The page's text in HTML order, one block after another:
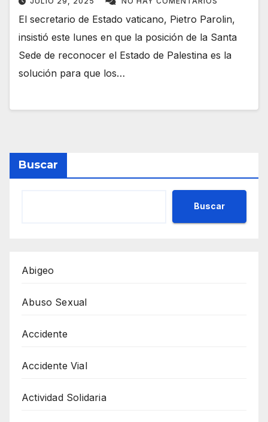
El secretario de Estado vaticano, Pietro Parolin,
insistió este lunes en que la posición de la Santa
Sede de reconocer el Estado de Palestina es la
solución para que los…
Buscar
Buscar
Abigeo
Abuso Sexual
Accidente
Accidente Vial
Actividad Solidaria